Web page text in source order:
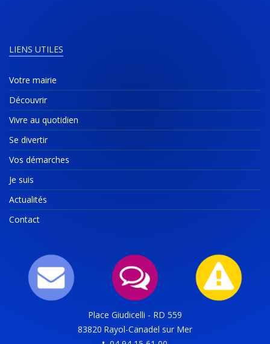
LIENS UTILES
Votre mairie
Découvrir
Vivre au quotidien
Se divertir
Vos démarches
Je suis
Actualités
Contact
Place Giudicelli - RD 559
83820 Rayol-Canadel sur Mer